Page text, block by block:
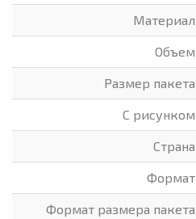
Материал
Объем
Размер пакета
С рисунком
Страна
Формат
Формат размера пакета